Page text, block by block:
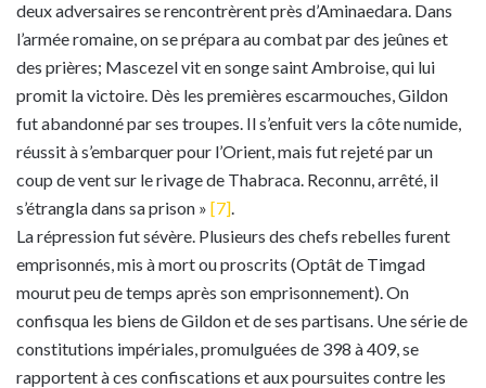
deux adversaires se rencontrèrent près d’Aminaedara. Dans
l’armée romaine, on se prépara au combat par des jeûnes et
des prières; Mascezel vit en songe saint Ambroise, qui lui
promit la victoire. Dès les premières escarmouches, Gildon
fut abandonné par ses troupes. Il s’enfuit vers la côte numide,
réussit à s’embarquer pour l’Orient, mais fut rejeté par un
coup de vent sur le rivage de Thabraca. Reconnu, arrêté, il
s’étrangla dans sa prison » [7].
La répression fut sévère. Plusieurs des chefs rebelles furent
emprisonnés, mis à mort ou proscrits (Optât de Timgad
mourut peu de temps après son emprisonnement). On
confisqua les biens de Gildon et de ses partisans. Une série de
constitutions impériales, promulguées de 398 à 409, se
rapportent à ces confiscations et aux poursuites contre les